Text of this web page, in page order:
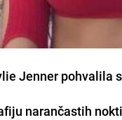
Jenner pohvalila
narančastih